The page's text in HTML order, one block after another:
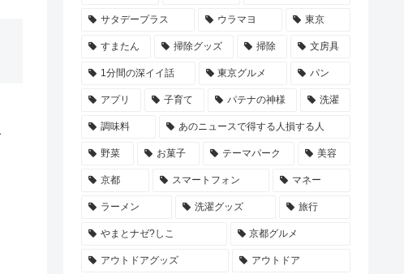
サタデープラス ウラマヨ 東京
すまたん 掃除グッズ 掃除 文房具
1分間の深イイ話 東京グルメ パン
アプリ 子育て パテナの神様 洗濯
調味料 あのニュースで得する人損する人
野菜 お菓子 テーマパーク 美容
京都 スマートフォン マネー
ラーメン 洗濯グッズ 旅行
やまとナゼ?しこ 京都グルメ
アウトドアグッズ アウトドア